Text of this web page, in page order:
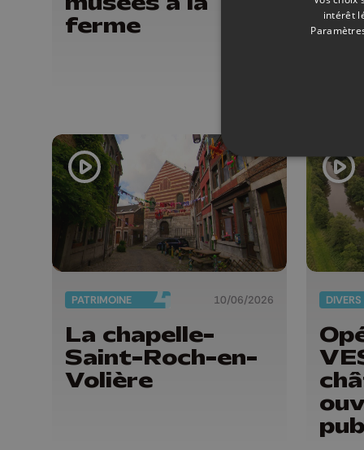
ferme
la
PATRIMOINE 10/06/2026
La chapelle-
Saint-Roch-en-
Volière
DIVERS
intérêt